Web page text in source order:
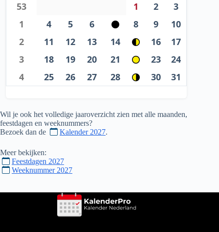
maand.53
1 2
3
1
4 5 6 8 9
10
2
11 12 13 14 16
17
3
18 19 20 21 23
24
4
25 26 27 28 30 31
Wil je ook het volledige jaaroverzicht zien met alle maanden,
feestdagen en weeknummers?
Bezoek dan de
Kalender 2027.
Meer bekijken:
Feestdagen 2027
Weeknummer 2027